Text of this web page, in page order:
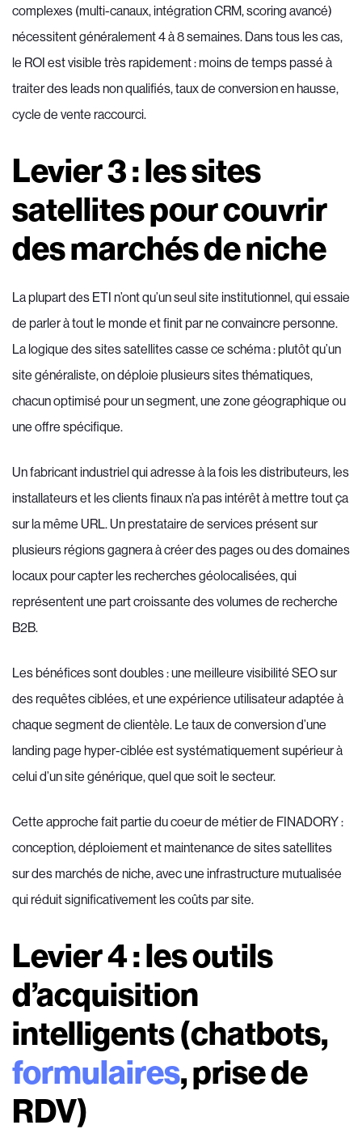
complexes (multi-canaux, intégration CRM, scoring avancé)
nécessitent généralement 4 à 8 semaines. Dans tous les cas,
le ROI est visible très rapidement : moins de temps passé à
traiter des leads non qualifiés, taux de conversion en hausse,
cycle de vente raccourci.
Levier 3 : les sites
satellites pour couvrir
des marchés de niche
La plupart des ETI n’ont qu’un seul site institutionnel, qui essaie
de parler à tout le monde et finit par ne convaincre personne.
La logique des sites satellites casse ce schéma : plutôt qu’un
site généraliste, on déploie plusieurs sites thématiques,
chacun optimisé pour un segment, une zone géographique ou
une offre spécifique.
Un fabricant industriel qui adresse à la fois les distributeurs, les
installateurs et les clients finaux n’a pas intérêt à mettre tout ça
sur la même URL. Un prestataire de services présent sur
plusieurs régions gagnera à créer des pages ou des domaines
locaux pour capter les recherches géolocalisées, qui
représentent une part croissante des volumes de recherche
B2B.
Les bénéfices sont doubles : une meilleure visibilité SEO sur
des requêtes ciblées, et une expérience utilisateur adaptée à
chaque segment de clientèle. Le taux de conversion d’une
landing page hyper-ciblée est systématiquement supérieur à
celui d’un site générique, quel que soit le secteur.
Cette approche fait partie du coeur de métier de FINADORY :
conception, déploiement et maintenance de sites satellites
sur des marchés de niche, avec une infrastructure mutualisée
qui réduit significativement les coûts par site.
Levier 4 : les outils
d’acquisition
intelligents (chatbots,
formulaires, prise de
RDV)